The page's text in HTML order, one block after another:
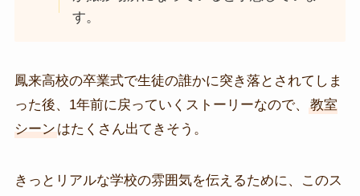
す。
鳳来高校の卒業式で生徒の誰かに突き落とされてしま
った後、1年前に戻っていくストーリーなので、
教室
シーンはたくさん出てきそう。
きっとリアルな学校の雰囲気を伝えるために、このス